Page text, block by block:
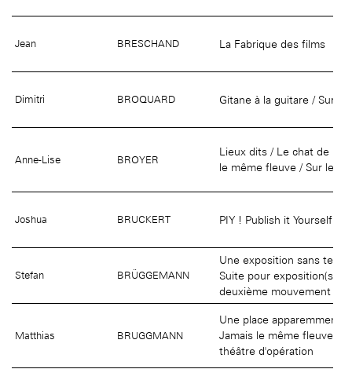
Jean BRESCHAND La Fabrique des films
Dimitri BROQUARD Gitane à la guitare / Sur le
Anne-Lise BROYER
Lieux dits / Le chat de
le même fleuve / Sur le
Joshua BRUCKERT PIY ! Publish it Yourself
Stefan BRÜGGEMANN
Une exposition sans texte
Suite pour exposition(s)
deuxième mouvement
Matthias BRUGGMANN
Une place apparemment
Jamais le même fleuve /
théâtre d'opération